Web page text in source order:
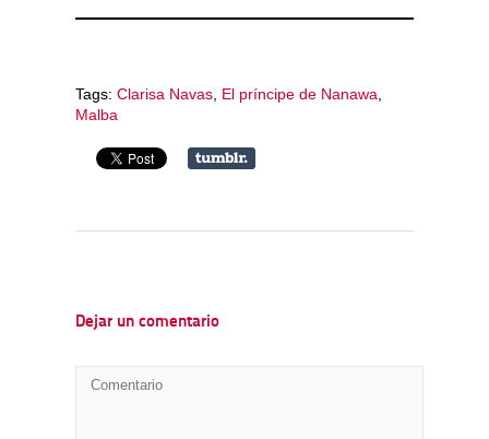
Tags: Clarisa Navas El príncipe de Nanawa
Malba
Dejar un comentario